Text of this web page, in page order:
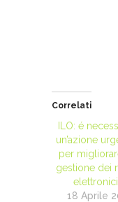
Correlati
ILO: é
un’azione
per
gestione dei
elettronici
18 Aprile